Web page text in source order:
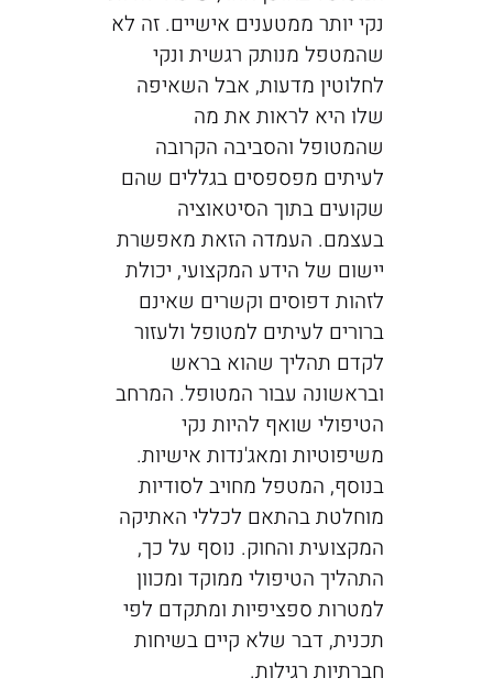
נקי יותר ממטענים אישיים. זה לא
שהמטפל מנותק רגשית ונקי
לחלוטין מדעות, אבל השאיפה
שלו היא לראות את מה
שהמטופל והסביבה הקרובה
לעיתים מפספסים בגללים שהם
שקועים בתוך הסיטאוציה
בעצמם. העמדה הזאת מאפשרת
יישום של הידע המקצועי, יכולת
לזהות דפוסים וקשרים שאינם
ברורים לעיתים למטופל ולעזור
לקדם תהליך שהוא בראש
ובראשונה עבור המטופל. המרחב
הטיפולי שואף להיות נקי
משיפוטיות ומאג'נדות אישיות.
בנוסף, המטפל מחויב לסודיות
מוחלטת בהתאם לכללי האתיקה
המקצועית והחוק. נוסף על כך,
התהליך הטיפולי ממוקד ומכוון
למטרות ספציפיות ומתקדם לפי
תכנית, דבר שלא קיים בשיחות
חברתיות רגילות.